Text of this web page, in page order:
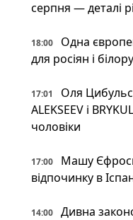
серпня — деталі
18:00
Одна
для росіян і
17:01
Оля
ALEKSEEV і
чоловіки
17:00
Машу
відпочинку в
14:00
Дивна